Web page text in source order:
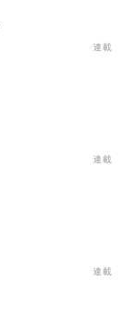
連載
連載
連載